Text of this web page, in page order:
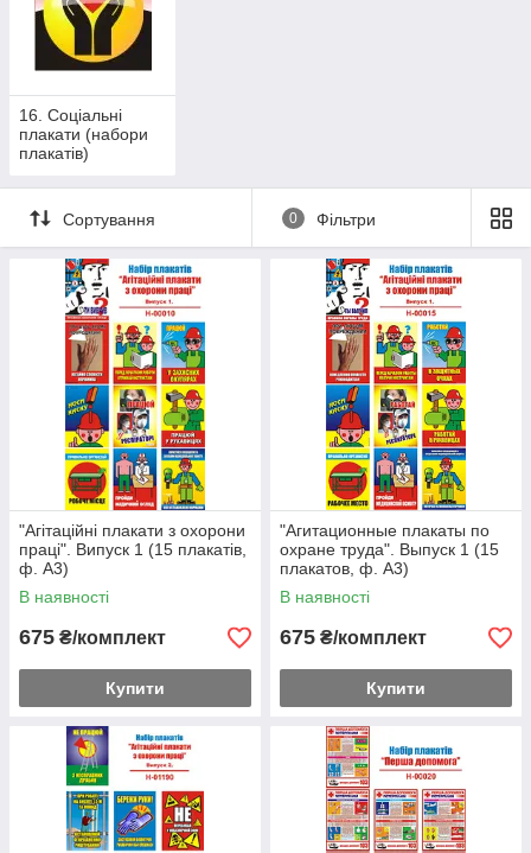
16. Соціальні
плакати (набори
плакатів)
Сортування 0 Фільтри
"Агітаційні плакати з охорони
праці". Випуск 1 (15 плакатів,
ф. А3)
В наявності
675 ₴/комплект
Купити
"Агитационные плакаты по
охране труда". Выпуск 1 (15
плакатов, ф. А3)
В наявності
675 ₴/комплект
Купити